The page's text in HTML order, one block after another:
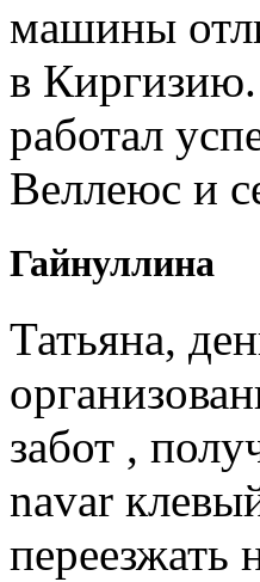
машины
в
работал
Веллеюс и
Гайнуллина
Татьяна,
забот ,
navar
переезжать